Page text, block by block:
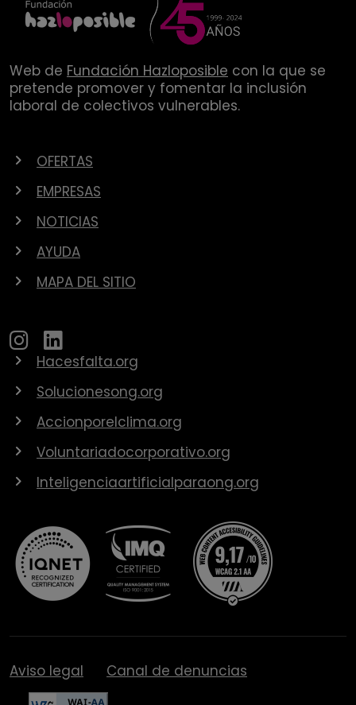
Web de Fundación Hazloposible con la que se
pretende promover y fomentar la inclusión
laboral de colectivos vulnerables.
OFERTAS
EMPRESAS
NOTICIAS
AYUDA
MAPA DEL SITIO
Hacesfalta.org
Solucionesong.org
Accionporelclima.org
Voluntariadocorporativo.org
Inteligenciaartificialparaong.org
Aviso legal Canal de denuncias